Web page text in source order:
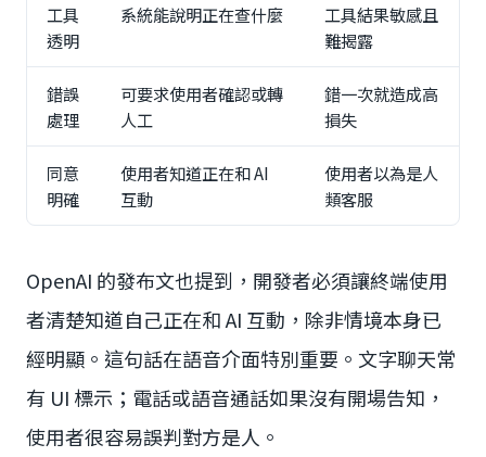
工具
透明
系統能說明正在查什麼
工具結果敏感且
難揭露
錯誤
處理
可要求使用者確認或轉
人工
錯一次就造成高
損失
同意
明確
使用者知道正在和 AI
互動
使用者以為是人
類客服
OpenAI 的發布文也提到，開發者必須讓終端使用
者清楚知道自己正在和 AI 互動，除非情境本身已
經明顯。這句話在語音介面特別重要。文字聊天常
有 UI 標示；電話或語音通話如果沒有開場告知，
使用者很容易誤判對方是人。